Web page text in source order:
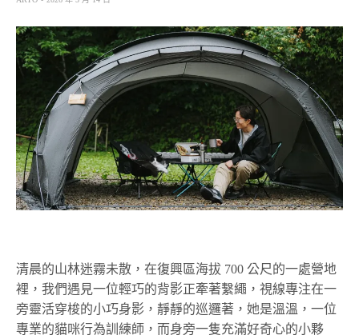
清晨的山林迷霧未散，在復興區海拔 700 公尺的一處營地
裡，我們遇見一位輕巧的背影正牽著繫繩，視線專注在一
旁靈活穿梭的小巧身影，靜靜的巡邏著， 她是溫溫，一位
專業的貓咪行為訓練師，而身旁一隻充滿好奇心的小夥